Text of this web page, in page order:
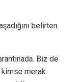
belirten
Biz de
merak